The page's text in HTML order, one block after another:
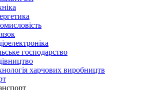
господарство
харчових виробництв